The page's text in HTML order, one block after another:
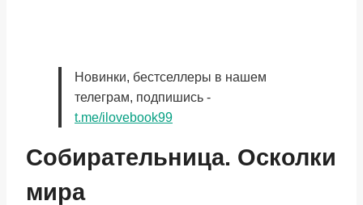
Новинки, бестселлеры в нашем
телеграм, подпишись -
t.me/ilovebook99
Собирательница. Осколки
мира